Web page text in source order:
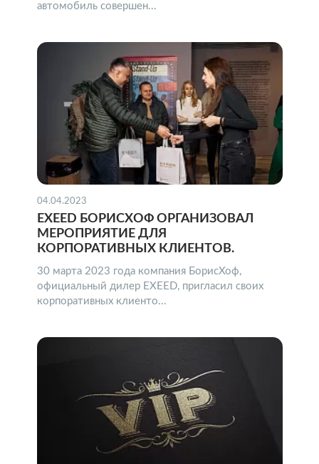
автомобиль совершен...
04.04.2023
EXEED БОРИСХОФ ОРГАНИЗОВАЛ
МЕРОПРИЯТИЕ ДЛЯ
КОРПОРАТИВНЫХ КЛИЕНТОВ.
30 марта 2023 года компания БорисХоф,
официальный дилер EXEED, пригласил своих
корпоративных клиенто...